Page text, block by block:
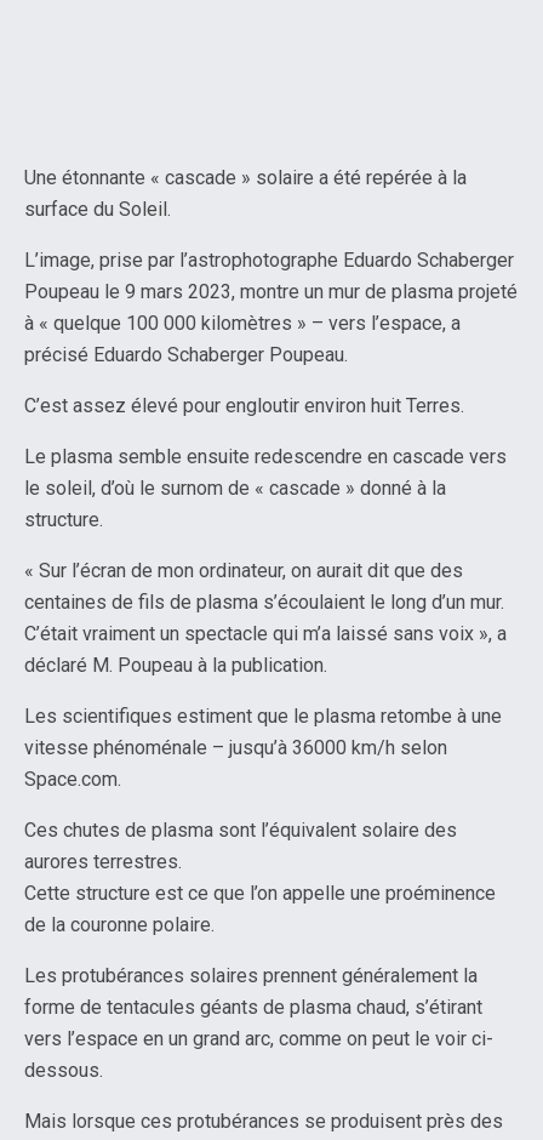
Une étonnante « cascade » solaire a été repérée à la
surface du Soleil.
L’image, prise par l’astrophotographe Eduardo Schaberger
Poupeau le 9 mars 2023, montre un mur de plasma projeté
à « quelque 100 000 kilomètres » – vers l’espace, a
précisé Eduardo Schaberger Poupeau.
C’est assez élevé pour engloutir environ huit Terres.
Le plasma semble ensuite redescendre en cascade vers
le soleil, d’où le surnom de « cascade » donné à la
structure.
« Sur l’écran de mon ordinateur, on aurait dit que des
centaines de fils de plasma s’écoulaient le long d’un mur.
C’était vraiment un spectacle qui m’a laissé sans voix », a
déclaré M. Poupeau à la publication.
Les scientifiques estiment que le plasma retombe à une
vitesse phénoménale – jusqu’à 36000 km/h selon
Space.com.
Ces chutes de plasma sont l’équivalent solaire des
aurores terrestres.
Cette structure est ce que l’on appelle une proéminence
de la couronne polaire.
Les protubérances solaires prennent généralement la
forme de tentacules géants de plasma chaud, s’étirant
vers l’espace en un grand arc, comme on peut le voir ci-
dessous.
Mais lorsque ces protubérances se produisent près des